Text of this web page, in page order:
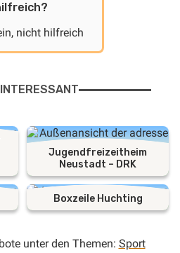
nicht hilfreich
Jugendfreizeitheim
Neustadt – DRK
Boxzeile Huchting
unter den Themen: Sport